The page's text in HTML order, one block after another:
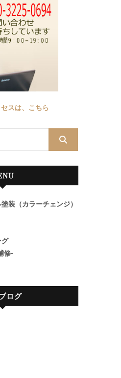
スは、こちら
装（カラーチェンジ）
グ
修-
ログ